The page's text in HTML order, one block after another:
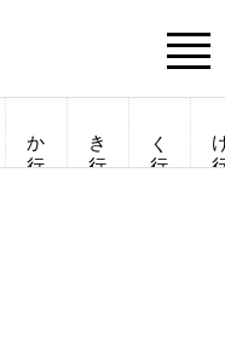
Menu
か行 き行 く行